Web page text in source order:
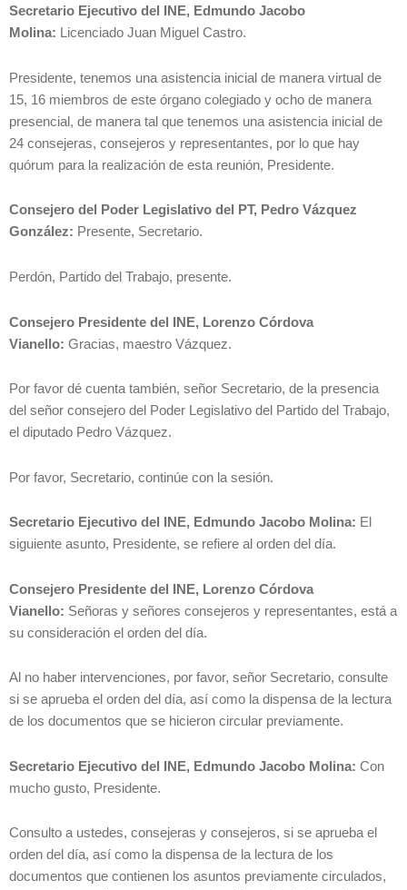
Secretario Ejecutivo del INE, Edmundo Jacobo
Molina: Licenciado Juan Miguel Castro.
Presidente, tenemos una asistencia inicial de manera virtual de
15, 16 miembros de este órgano colegiado y ocho de manera
presencial, de manera tal que tenemos una asistencia inicial de
24 consejeras, consejeros y representantes, por lo que hay
quórum para la realización de esta reunión, Presidente.
Consejero del Poder Legislativo del PT, Pedro Vázquez
González: Presente, Secretario.
Perdón, Partido del Trabajo, presente.
Consejero Presidente del INE, Lorenzo Córdova
Vianello: Gracias, maestro Vázquez.
Por favor dé cuenta también, señor Secretario, de la presencia
del señor consejero del Poder Legislativo del Partido del Trabajo,
el diputado Pedro Vázquez.
Por favor, Secretario, continúe con la sesión.
Secretario Ejecutivo del INE, Edmundo Jacobo Molina: El
siguiente asunto, Presidente, se refiere al orden del día.
Consejero Presidente del INE, Lorenzo Córdova
Vianello: Señoras y señores consejeros y representantes, está a
su consideración el orden del día.
Al no haber intervenciones, por favor, señor Secretario, consulte
si se aprueba el orden del día, así como la dispensa de la lectura
de los documentos que se hicieron circular previamente.
Secretario Ejecutivo del INE, Edmundo Jacobo Molina: Con
mucho gusto, Presidente.
Consulto a ustedes, consejeras y consejeros, si se aprueba el
orden del día, así como la dispensa de la lectura de los
documentos que contienen los asuntos previamente circulados,